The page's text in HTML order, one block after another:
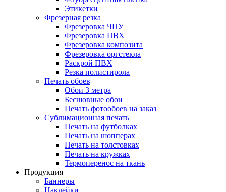
Этикетки
Фрезерная резка
Фрезеровка ЧПУ
Фрезеровка ПВХ
Фрезеровка композита
Фрезеровка оргстекла
Раскрой ПВХ
Резка полистирола
Печать обоев
Обои 3 метра
Бесшовные обои
Печать фотообоев на заказ
Сублимационная печать
Печать на футболках
Печать на шопперах
Печать на толстовках
Печать на кружках
Термоперенос на ткань
Продукция
Баннеры
Наклейки